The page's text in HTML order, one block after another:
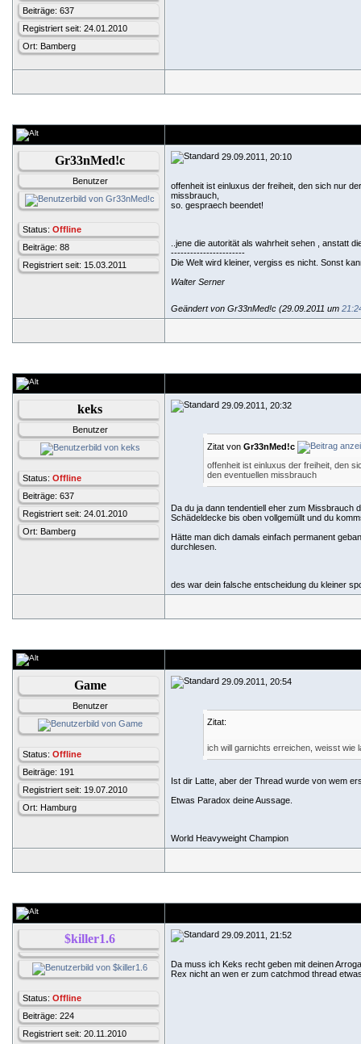
Beiträge: 637
Registriert seit: 24.01.2010
Ort: Bamberg
Gr33nMed!c
Benutzer
Status: Offline
Beiträge: 88
Registriert seit: 15.03.2011
29.09.2011, 20:10
offenheit ist einluxus der freiheit, den sich nur
missbrauch,
so. gespraech beendet!
..jene die autorität als wahrheit sehen , anstatt
-----------------------
Die Welt wird kleiner, vergiss es nicht. Sonst
Walter Serner
Geändert von Gr33nMed!c (29.09.2011 um
keks
Benutzer
Status: Offline
Beiträge: 637
Registriert seit: 24.01.2010
Ort: Bamberg
29.09.2011, 20:32
Zitat von Gr33nMed!c
offenheit ist einluxus der freiheit, den
den eventuellen missbrauch
Da du ja dann tendentiell eher zum Missbrauch
Schädeldecke bis oben vollgemüllt und du
Hätte man dich damals einfach permanent
durchlesen.
des war dein falsche entscheidung du kleiner
Game
Benutzer
Status: Offline
Beiträge: 191
Registriert seit: 19.07.2010
Ort: Hamburg
29.09.2011, 20:54
Zitat:
ich will garnichts erreichen, weisst wie
Ist dir Latte, aber der Thread wurde von wem
Etwas Paradox deine Aussage.
World Heavyweight Champion
$killer1.6
Status: Offline
Beiträge: 224
Registriert seit: 20.11.2010
29.09.2011, 21:52
Da muss ich Keks recht geben mit deinen
Rex nicht an wen er zum catchmod thread